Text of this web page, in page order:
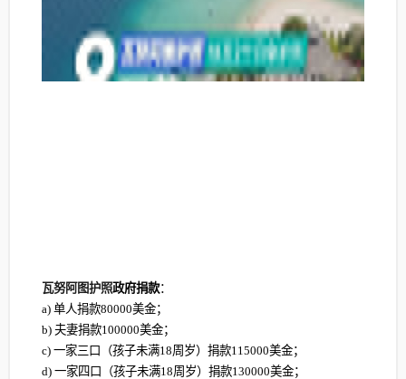
瓦努阿图护照政府捐款：
a) 单人捐款80000美金；
b) 夫妻捐款100000美金；
c) 一家三口（孩子未满18周岁）捐款115000美金；
d) 一家四口（孩子未满18周岁）捐款130000美金；